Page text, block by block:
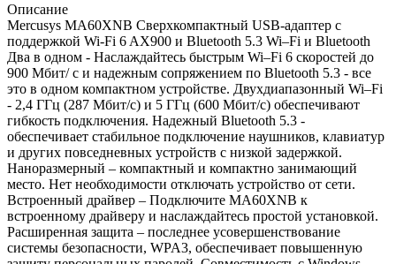
Описание
Mercusys MA60XNB Сверхкомпактный USB-адаптер с
поддержкой Wi-Fi 6 AX900 и Bluetooth 5.3 Wi–Fi и Bluetooth
Два в одном - Наслаждайтесь быстрым Wi–Fi 6 скоростей до
900 Мбит/ с и надежным сопряжением по Bluetooth 5.3 - все
это в одном компактном устройстве. Двухдиапазонный Wi–Fi
- 2,4 ГГц (287 Мбит/с) и 5 ГГц (600 Мбит/с) обеспечивают
гибкость подключения. Надежный Bluetooth 5.3 -
обеспечивает стабильное подключение наушников, клавиатур
и других повседневных устройств с низкой задержкой.
Наноразмерный – компактный и компактно занимающий
место. Нет необходимости отключать устройство от сети.
Встроенный драйвер – Подключите MA60XNB к
встроенному драйверу и наслаждайтесь простой установкой.
Расширенная защита – последнее усовершенствование
системы безопасности, WPA3, обеспечивает повышенную